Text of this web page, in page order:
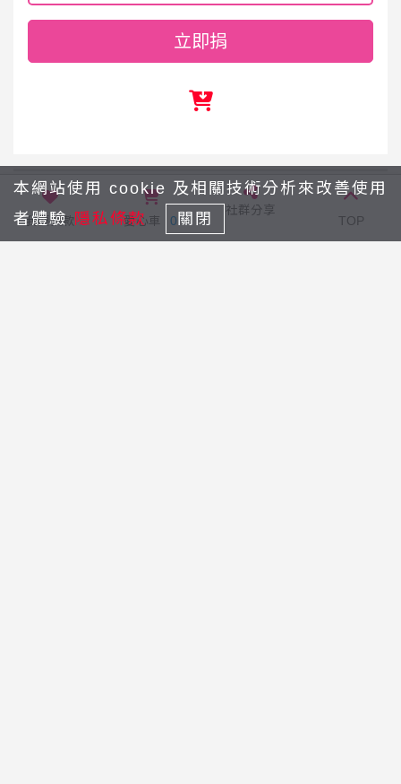
立即捐
擁抱計畫-助弱勢婦女走出生活困境 回列表 助學計畫-讓弱勢早療兒童無憂就學
我要捐款 愛心車 0
社群分享
TOP
本網站使用 cookie 及相關技術分析來改善使用
者體驗 隱私條款 關閉